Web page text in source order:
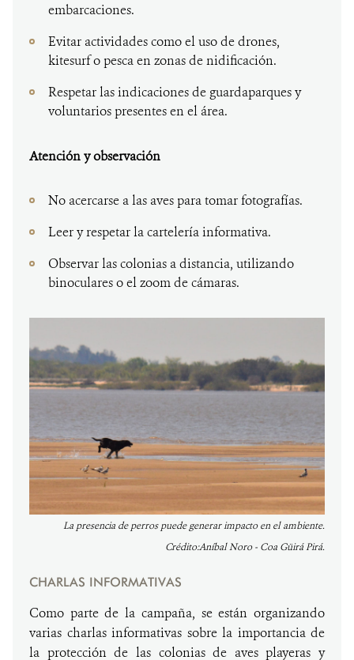
embarcaciones.
Evitar actividades como el uso de drones,
kitesurf o pesca en zonas de nidificación.
Respetar las indicaciones de guardaparques y
voluntarios presentes en el área.
Atención y observación
No acercarse a las aves para tomar fotografías.
Leer y respetar la cartelería informativa.
Observar las colonias a distancia, utilizando
binoculares o el zoom de cámaras.
La presencia de perros puede generar impacto en el ambiente.
Crédito:Aníbal Noro - Coa Güirá Pirá.
CHARLAS INFORMATIVAS
Como parte de la campaña, se están organizando
varias charlas informativas sobre la importancia de
la protección de las colonias de aves playeras y